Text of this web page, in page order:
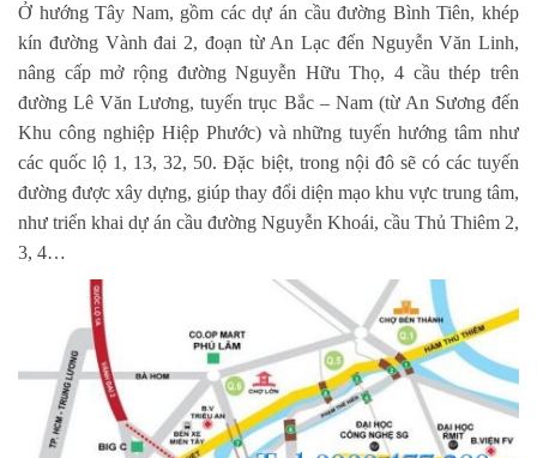
Ở hướng Tây Nam, gồm các dự án cầu đường Bình Tiên, khép
kín đường Vành đai 2, đoạn từ An Lạc đến Nguyễn Văn Linh,
nâng cấp mở rộng đường Nguyễn Hữu Thọ, 4 cầu thép trên
đường LêVăn Lương, tuyến trục Bắc – Nam (từ An Sương đến
Khu công nghiệp Hiệp Phước) và nhữngtuyến hướng tâm như
các quốc lộ 1, 13, 32, 50. Đặc biệt, trong nội đô sẽ có các tuyến
đường được xây dựng, giúp thay đổi diện mạo khu vực trung tâm,
như triển khai dự án cầu đường Nguyễn Khoái, cầu Thủ Thiêm 2,
3, 4…